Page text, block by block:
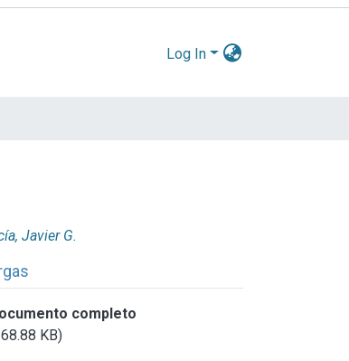
Log In
Javier G.
completo
KB)